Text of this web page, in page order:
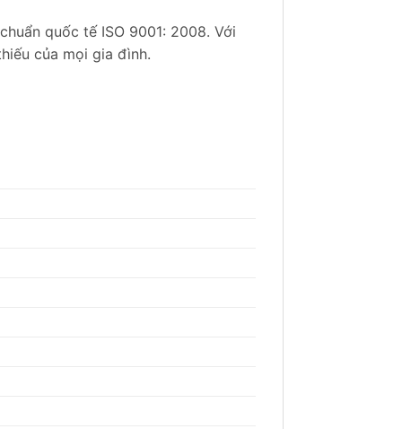
quốc tế ISO 9001: 2008. Với
của mọi gia đình.